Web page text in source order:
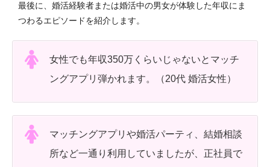
最後に、婚活経験者または婚活中の男女が体験した年収にま
つわるエピソードを紹介します。
女性でも年収350万くらいじゃないとマッチ
ングアプリ弾かれます。（20代 婚活女性）
マッチングアプリや婚活パーティ、結婚相談
所など一通り利用していましたが、正社員で